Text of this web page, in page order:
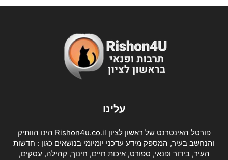
עלינו
פורטל האינטרנט של ראשון לציון Rishon4u.co.il הינו הוותיק
והנחשב בעיר, המספק מידע עדכני יומיומי בנושאים כגון : חדשות
העיר, בידור ופנאי, ספורט, איכות חיים, חינוך, קהילה, עסקים,